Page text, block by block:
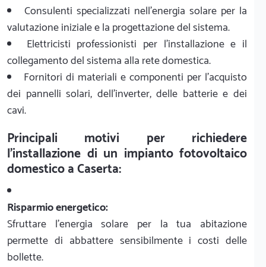
Consulenti specializzati nell'energia solare per la
valutazione iniziale e la progettazione del sistema.
Elettricisti professionisti per l'installazione e il
collegamento del sistema alla rete domestica.
Fornitori di materiali e componenti per l'acquisto
dei pannelli solari, dell'inverter, delle batterie e dei
cavi.
Principali motivi per richiedere
l'installazione di un impianto fotovoltaico
domestico a Caserta:
Risparmio energetico:
Sfruttare l'energia solare per la tua abitazione
permette di abbattere sensibilmente i costi delle
bollette.